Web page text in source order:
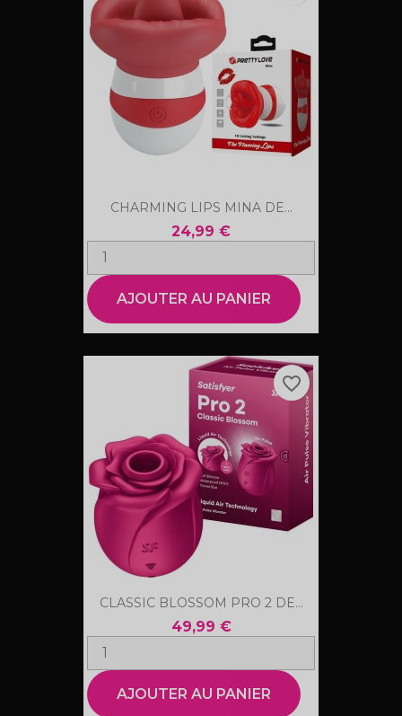
CHARMING LIPS MINA DE...
24,99 €
AJOUTER AU PANIER
CLASSIC BLOSSOM PRO 2 DE...
49,99 €
AJOUTER AU PANIER
favorite_border